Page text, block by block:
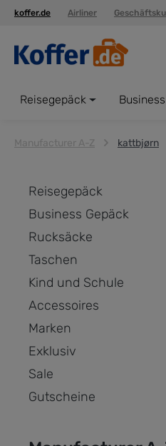
Zur
koffer.de Airliner
Reisegepäck
Manufacturer A-Z kattbjørn
Reisegepäck
Business Gepäck
Rucksäcke
Taschen
Kind und Schule
Accessoires
Marken
Exklusiv
Sale
Gutscheine